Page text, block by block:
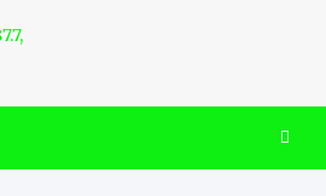
LIVRE 87.7, 106